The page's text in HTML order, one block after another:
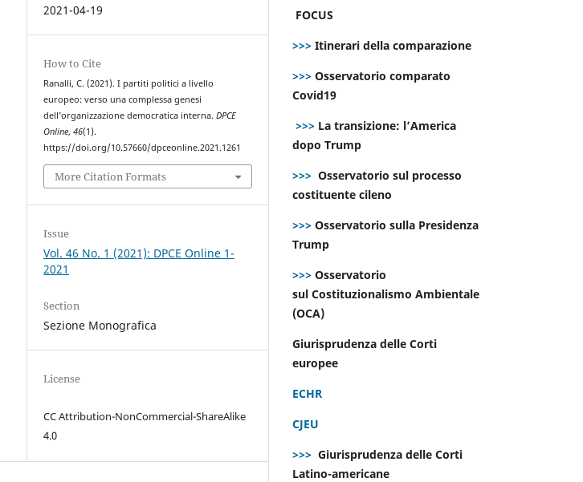
2021-04-19
How to Cite
Ranalli, C. (2021). I partiti politici a livello
europeo: verso una complessa genesi
dell’organizzazione democratica interna.DPCE
Online,46(1).
https://doi.org/10.57660/dpceonline.2021.1261
More Citation Formats
Issue
Vol. 46 No. 1 (2021): DPCE Online 1-
2021
Section
Sezione Monografica
License
CC Attribution-NonCommercial-ShareAlike
4.0
FOCUS
>>> Itinerari della comparazione
>>> Osservatorio comparato
Covid19
>>> La transizione: l’America
dopo Trump
>>> Osservatorio sul processo
costituente cileno
>>> Osservatorio sulla Presidenza
Trump
>>> Osservatorio
sul Costituzionalismo Ambientale
(OCA)
Giurisprudenza delle Corti
europee
ECHR
CJEU
>>> Giurisprudenza delle Corti
Latino-americane